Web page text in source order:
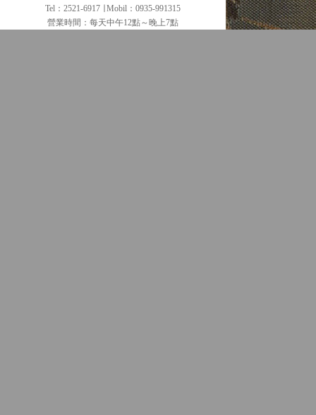
Tel：2521-6917 ∣ Mobil：0935-991315
營業時間：每天中午12點～晚上7點